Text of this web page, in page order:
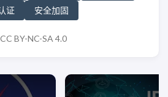
证 安全加固
BY-NC-SA 4.0